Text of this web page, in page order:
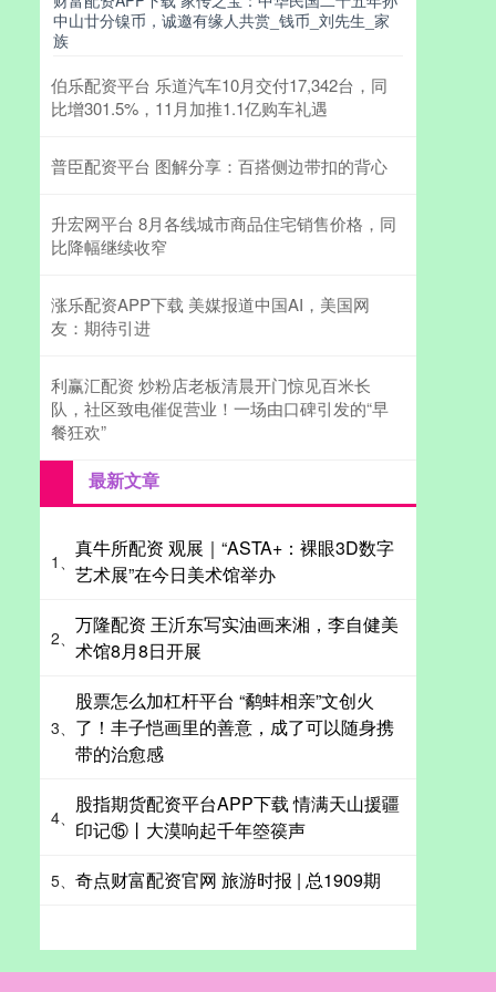
中山廿分镍币，诚邀有缘人共赏_钱币_刘先生_家
族
伯乐配资平台 乐道汽车10月交付17,342台，同
比增301.5%，11月加推1.1亿购车礼遇
普臣配资平台 图解分享：百搭侧边带扣的背心
升宏网平台 8月各线城市商品住宅销售价格，同
比降幅继续收窄
涨乐配资APP下载 美媒报道中国AI，美国网
友：期待引进
利赢汇配资 炒粉店老板清晨开门惊见百米长
队，社区致电催促营业！一场由口碑引发的“早
餐狂欢”
最新文章
1、
真牛所配资 观展｜“ASTA+：裸眼3D数字
艺术展”在今日美术馆举办
2、
万隆配资 王沂东写实油画来湘，李自健美
术馆8月8日开展
3、
股票怎么加杠杆平台 “鹬蚌相亲”文创火
了！丰子恺画里的善意，成了可以随身携
带的治愈感
4、
股指期货配资平台APP下载 情满天山援疆
印记⑮丨大漠响起千年箜篌声
5、 奇点财富配资官网 旅游时报 | 总1909期